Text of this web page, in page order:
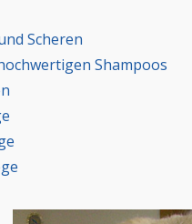
Scheren
Shampoos